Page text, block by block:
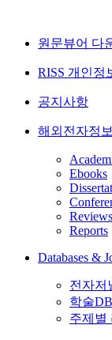
원문뷰어 다
RISS 개인정
공지사항
해외전자정
Ebooks
Reviews
Reports
Databases &
전자저
학술
주제별